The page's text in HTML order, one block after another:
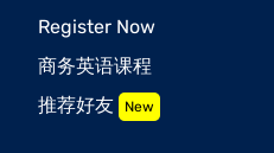
Register Now
商务英语课程
推荐好友 New